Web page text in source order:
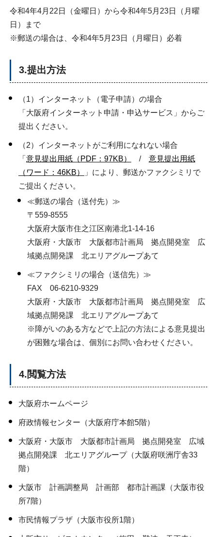
令和4年4月22日（金曜日）から令和4年5月23日（月曜
日）まで
※郵送の場合は、令和4年5月23日（月曜日）必着
3.提出方法
（1）インターネット（電子申請）の場合
「大阪府インターネット申請・申込サービス」からご
提出ください。
（2）インターネットがご利用になれない場合
「 意見提出用紙（PDF：97KB） / 意見提出用紙
（ワード：46KB）
」により、郵送かファクシミリで
ご提出ください。
≪郵送の場合（送付先）≫
〒559-8555
大阪府大阪市住之江区南港北1-14-16
大阪府・大阪市 大阪都市計画局 拠点開発室 広
域拠点開発課 北エリアグループあて
≪ファクシミリの場合（送信先）≫
FAX 06-6210-9329
大阪府・大阪市 大阪都市計画局 拠点開発室 広
域拠点開発課 北エリアグループあて
※障がいのある方などで上記の方法による意見提出
が困難な場合は、個別にお問い合わせください。
4.閲覧方法
大阪府ホームページ
府政情報センター（大阪府庁本館5階）
大阪府・大阪市 大阪都市計画局 拠点開発室 広域
拠点開発課 北エリアグループ（大阪府咲洲庁舎33
階）
大阪市 計画調整局 計画部 都市計画課（大阪市役
所7階）
市民情報プラザ（大阪市役所1階）